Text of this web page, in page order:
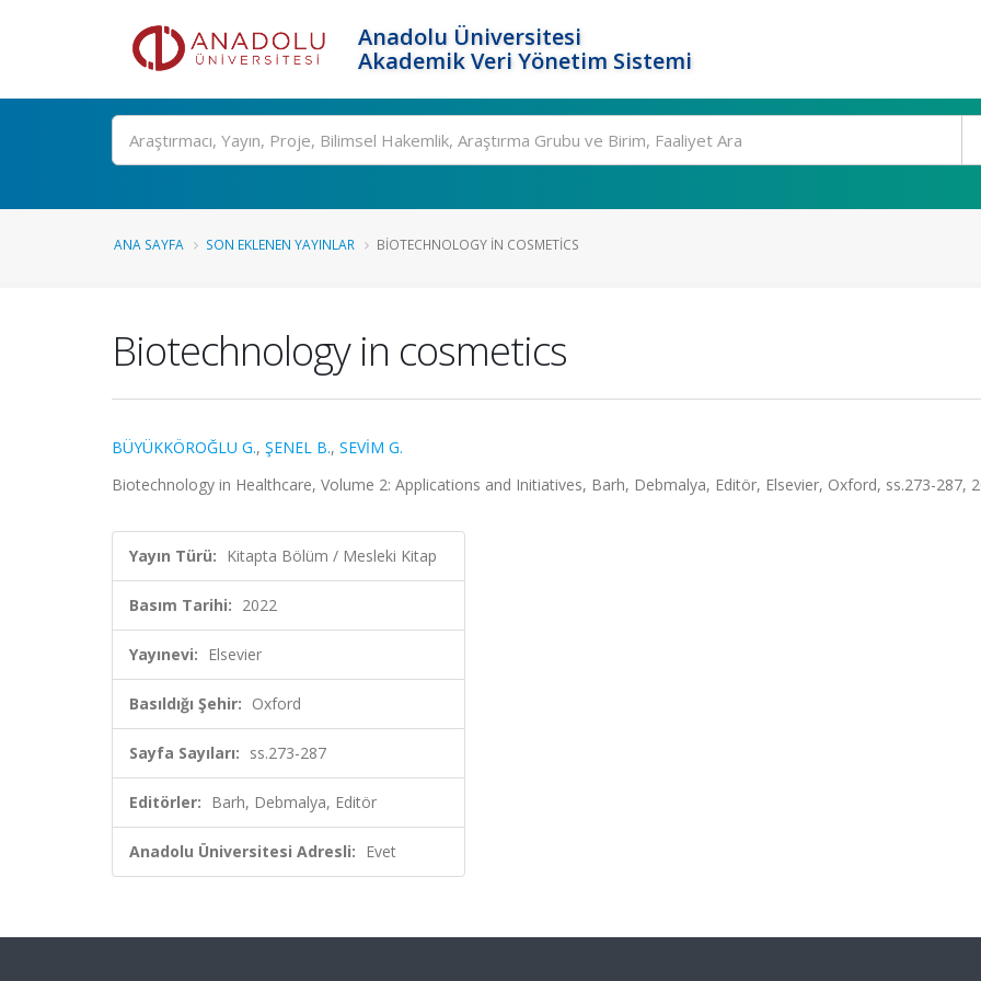
Anadolu Üniversitesi
Akademik Veri Yönetim Sistemi
Ara
ANA SAYFA SON EKLENEN YAYINLAR BIOTECHNOLOGY IN COSMETICS
Biotechnology in cosmetics
BÜYÜKKÖROĞLU G., ŞENEL B., SEVİM G.
Biotechnology in Healthcare, Volume 2: Applications and Initiatives, Barh, Debmalya, Editör, Elsevier, Oxford, ss.273-287,
Yayın Türü: Kitapta Bölüm / Mesleki Kitap
Basım Tarihi: 2022
Yayınevi: Elsevier
Basıldığı Şehir: Oxford
Sayfa Sayıları: ss.273-287
Editörler: Barh, Debmalya, Editör
Anadolu Üniversitesi Adresli: Evet